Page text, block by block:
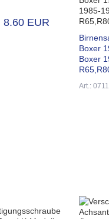
8.60 EUR
Boxer
Boxer
Art.: